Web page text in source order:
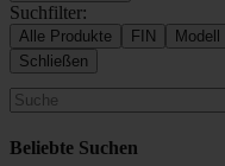
Suchfilter:
Alle Produkte FIN
Modell
Schließen
Beliebte Suchen